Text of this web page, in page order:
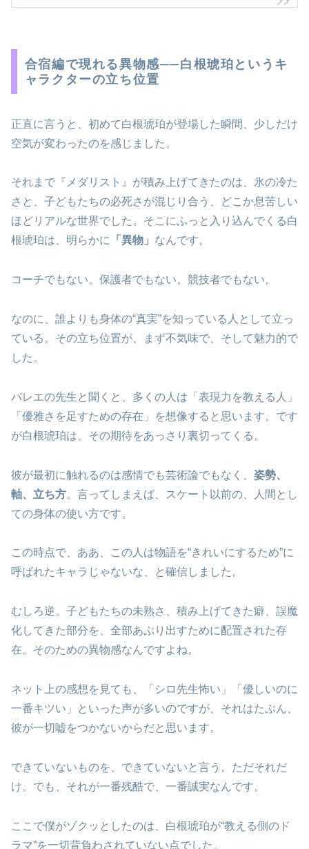
合宿編で現れる異物感──白根琥珀というキ
ャラクターの立ち位置
正直に言うと、初めて白根琥珀が登場した瞬間、少しだけ
空気が変わったのを感じました。
それまで『メダリスト』が積み上げてきたのは、氷の冷た
さと、子どもたちの必死さが混じり合う、どこか息苦しい
ほどリアルな世界でした。そこにふっと入り込んでくる白
根琥珀は、明らかに
「異物」 なんです。
コーチでもない。保護者でもない。競技者でもない。
なのに、誰よりも身体の“真実”を知っている人として立っ
ている。その立ち位置が、まず不気味で、そして魅力的で
した。
バレエの先生と聞くと、多くの人は「表現力を教える人」
「優雅さを足すための存在」を想像すると思います。です
が白根琥珀は、その期待をあっさり裏切ってくる。
彼が最初に触れるのは感情でも芸術論でもなく、 姿勢、
軸、立ち方。言ってしまえば、スケート以前の、人間とし
ての身体の使い方です。
この時点で、ああ、この人は物語を“きれいにするため”に
呼ばれたキャラじゃないな、と確信しました。
むしろ逆。子どもたちの未熟さ、積み上げてきた癖、誤魔
化してきた部分を、全部あぶり出すために配置された存
在。そのための異物感なんですよね。
ネット上の感想を見ても、「シロ先生怖い」「優しいのに
一番キツい」といった声が多いのですが、それはたぶん、
彼が一切嘘をつかないからだと思います。
できていないものを、できていないと言う。ただそれだ
け。でも、それが一番残酷で、一番誠実なんです。
ここで僕がゾクッとしたのは、白根琥珀が“教える側のド
ラマ”を一切背負わされていない点でした。